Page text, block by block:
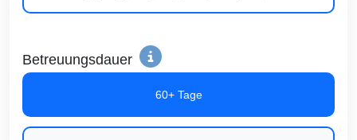
Betreuungsdauer
60+ Tage